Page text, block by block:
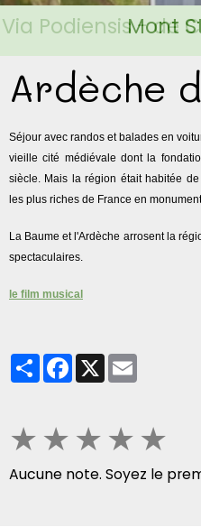
Mont
Via Podiensis - de
Ardèche
Séjour avec randos et balades en
vieille cité médiévale dont la
siècle. Mais la région était habitée
les plus riches de France en
La Baume et l'Ardèche arrosent la
spectaculaires.
le film musical
PartagerFacebook
X
★★★★★
Aucune note. Soyez le